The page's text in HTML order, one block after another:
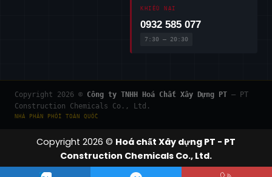
KHIẾU NẠI
0932 585 077
7:30 – 20:30
Copyright 2026 © Công ty TNHH Hoá Chất Xây Dựng PT — PT
Construction Chemicals Co., Ltd.
NHÀ PHÂN PHỐI TOÀN QUỐC
Copyright 2026 © Hoá chất Xây dựng PT - PT
Construction Chemicals Co., Ltd.